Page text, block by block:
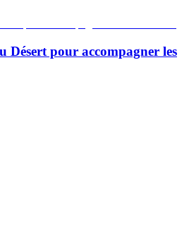
Désert pour accompagner les